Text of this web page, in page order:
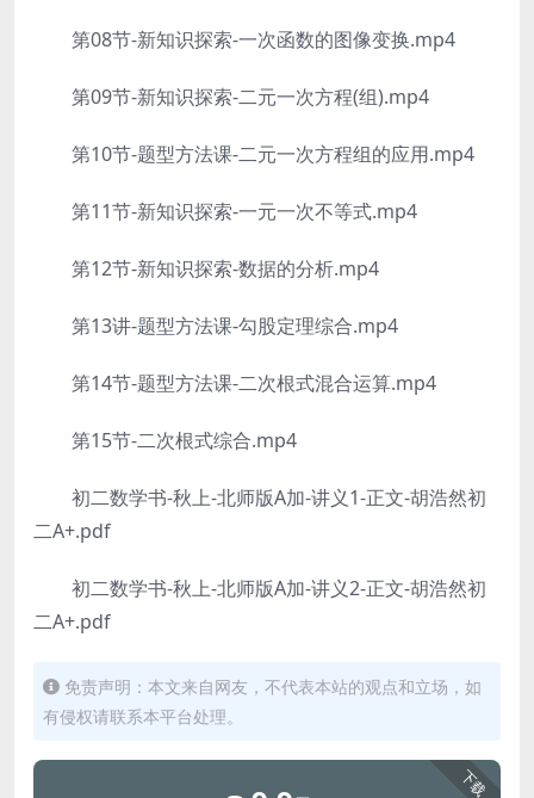
第08节-新知识探索-一次函数的图像变换.mp4
第09节-新知识探索-二元一次方程(组).mp4
第10节-题型方法课-二元一次方程组的应用.mp4
第11节-新知识探索-一元一次不等式.mp4
第12节-新知识探索-数据的分析.mp4
第13讲-题型方法课-勾股定理综合.mp4
第14节-题型方法课-二次根式混合运算.mp4
第15节-二次根式综合.mp4
初二数学书-秋上-北师版A加-讲义1-正文-胡浩然初
二A+.pdf
初二数学书-秋上-北师版A加-讲义2-正文-胡浩然初
二A+.pdf
免责声明：本文来自网友，不代表本站的观点和立场，如
有侵权请联系本平台处理。
下载